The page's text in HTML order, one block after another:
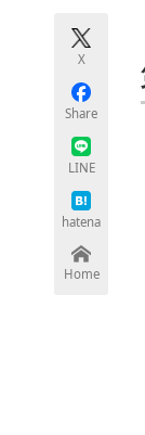
X
Share
LINE
hatena
Home